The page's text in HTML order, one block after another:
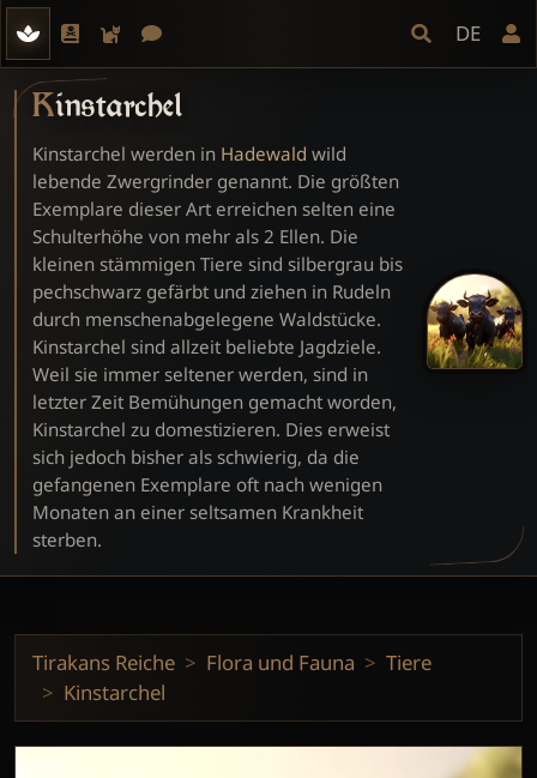
DE
Kinstarchel
Kinstarchel werden in Hadewald wild
lebende Zwergrinder genannt. Die größten
Exemplare dieser Art erreichen selten eine
Schulterhöhe von mehr als 2 Ellen. Die
kleinen stämmigen Tiere sind silbergrau bis
pechschwarz gefärbt und ziehen in Rudeln
durch menschenabgelegene Waldstücke.
Kinstarchel sind allzeit beliebte Jagdziele.
Weil sie immer seltener werden, sind in
letzter Zeit Bemühungen gemacht worden,
Kinstarchel zu domestizieren. Dies erweist
sich jedoch bisher als schwierig, da die
gefangenen Exemplare oft nach wenigen
Monaten an einer seltsamen Krankheit
sterben.
Tirakans Reiche Flora und Fauna
Tiere
Kinstarchel